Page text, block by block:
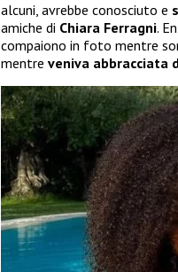
alcuni, avrebbe conosciuto e
amiche di Chiara Ferragni.
compaiono in foto mentre
mentre veniva abbracciata